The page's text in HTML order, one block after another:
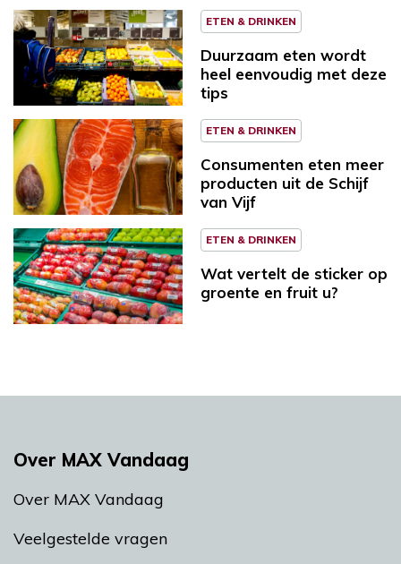
ETEN & DRINKEN
Duurzaam eten wordt
heel eenvoudig met deze
tips
ETEN & DRINKEN
Consumenten eten meer
producten uit de Schijf
van Vijf
ETEN & DRINKEN
Wat vertelt de sticker op
groente en fruit u?
Over MAX Vandaag
Over MAX Vandaag
Veelgestelde vragen